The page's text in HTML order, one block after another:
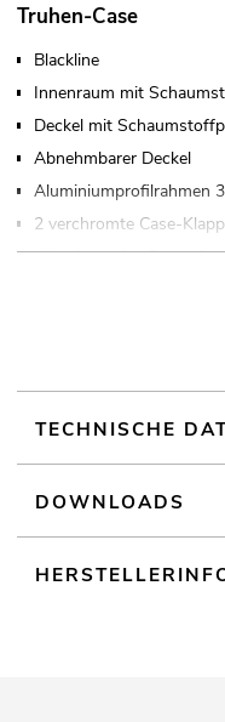
Truhen-Case
Blackline
Innenraum mit
Deckel mit
Abnehmbarer Deckel
Aluminiumprofilrahmen
2 verchromte Case-
4 hochwertige
TECHNISCHE
DOWNLOADS